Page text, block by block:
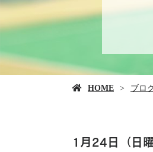
HOME ブロ
1月24日（日